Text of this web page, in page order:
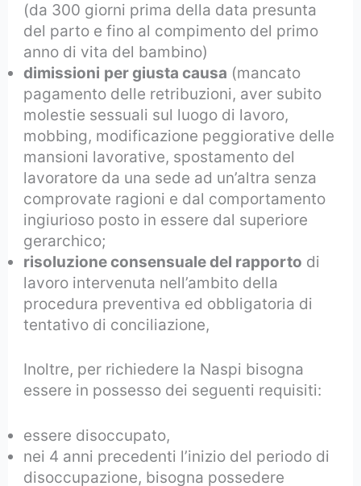
(da 300 giorni prima della data presunta
del parto e fino al compimento del primo
anno di vita del bambino)
dimissioni per giusta causa (mancato
pagamento delle retribuzioni, aver subito
molestie sessuali sul luogo di lavoro,
mobbing, modificazione peggiorative delle
mansioni lavorative, spostamento del
lavoratore da una sede ad un’altra senza
comprovate ragioni e dal comportamento
ingiurioso posto in essere dal superiore
gerarchico;
risoluzione consensuale del rapporto di
lavoro intervenuta nell’ambito della
procedura preventiva ed obbligatoria di
tentativo di conciliazione,
Inoltre, per richiedere la Naspi bisogna
essere in possesso dei seguenti requisiti:
essere disoccupato,
nei 4 anni precedenti l’inizio del periodo di
disoccupazione, bisogna possedere